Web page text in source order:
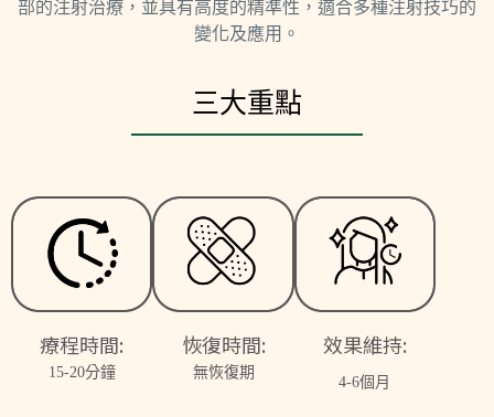
部的注射治療，並具有高度的精準性，適合多種注射技巧的
變化及應用。
三大重點
療程時間:
15-20分鐘
恢復時間:
無恢復期
效果維持:
4-6個月